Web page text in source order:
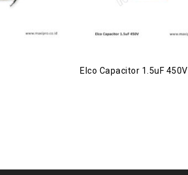
Elco Capacitor 1.5uF 450V